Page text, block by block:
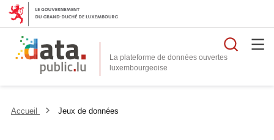
La plateforme de données ouvertes
Accueil Jeux de données